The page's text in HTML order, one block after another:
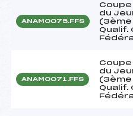
ANAM0075.FFS
Coupe
du
(3ème
Qualif.
ANAM0071.FFS
Coupe
du
(3ème
Qualif.